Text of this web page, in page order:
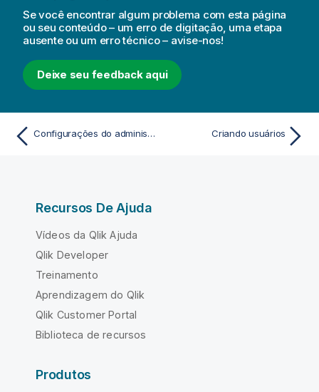
Se você encontrar algum problema com esta página
ou seu conteúdo – um erro de digitação, uma etapa
ausente ou um erro técnico – avise-nos!
Deixe seu feedback aqui
Configurações do administrador Criando usuários
Recursos De Ajuda
Vídeos da Qlik Ajuda
Qlik Developer
Treinamento
Aprendizagem do Qlik
Qlik Customer Portal
Biblioteca de recursos
Produtos